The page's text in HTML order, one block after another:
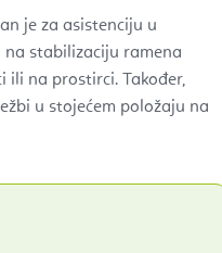
je za asistenciju u
stabilizaciju ramena
ili na prostirci. Također,
u stojećem položaju na